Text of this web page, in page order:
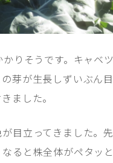
りそうです。キャベツ
芽が生長しずいぶん目
ました。
目立ってきました。先
ると株全体がペタッと